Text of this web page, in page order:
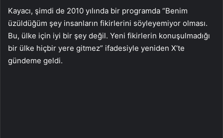
Kayacı, şimdi de 2010 yılında bir programda “Benim
üzüldüğüm şey insanların fikirlerini söyleyemiyor olması.
Bu, ülke için iyi bir şey değil. Yeni fikirlerin konuşulmadığı
bir ülke hiçbir yere gitmez” ifadesiyle yeniden X’te
gündeme geldi.